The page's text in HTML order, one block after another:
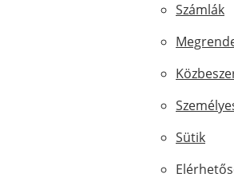
Számlák
Sütik